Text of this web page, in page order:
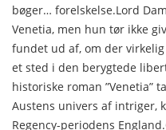
bøger… forelskelse.Lord
Venetia, men hun tør ikke
fundet ud af, om der
et sted i den berygtede
historiske roman ”Venetia”
Austens univers af intriger,
Regency-periodens